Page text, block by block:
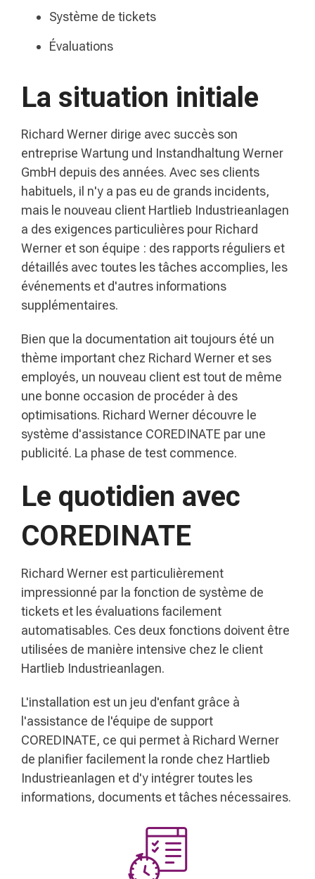
Système de tickets
Évaluations
La situation initiale
Richard Werner dirige avec succès son
entreprise Wartung und Instandhaltung Werner
GmbH depuis des années. Avec ses clients
habituels, il n'y a pas eu de grands incidents,
mais le nouveau client Hartlieb Industrieanlagen
a des exigences particulières pour Richard
Werner et son équipe : des rapports réguliers et
détaillés avec toutes les tâches accomplies, les
événements et d'autres informations
supplémentaires.
Bien que la documentation ait toujours été un
thème important chez Richard Werner et ses
employés, un nouveau client est tout de même
une bonne occasion de procéder à des
optimisations. Richard Werner découvre le
système d'assistance COREDINATE par une
publicité. La phase de test commence.
Le quotidien avec
COREDINATE
Richard Werner est particulièrement
impressionné par la fonction de système de
tickets et les évaluations facilement
automatisables. Ces deux fonctions doivent être
utilisées de manière intensive chez le client
Hartlieb Industrieanlagen.
L'installation est un jeu d'enfant grâce à
l'assistance de l'équipe de support
COREDINATE, ce qui permet à Richard Werner
de planifier facilement la ronde chez Hartlieb
Industrieanlagen et d'y intégrer toutes les
informations, documents et tâches nécessaires.